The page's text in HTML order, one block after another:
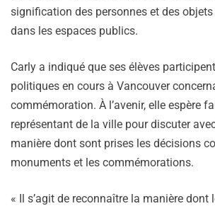
signification des personnes et des
dans les espaces publics.
Carly a indiqué que ses élèves
politiques en cours à Vancouver
commémoration. À l’avenir, elle espère
représentant de la ville pour discuter
manière dont sont prises les décisions
monuments et les commémorations.
« Il s’agit de reconnaître la manière dont